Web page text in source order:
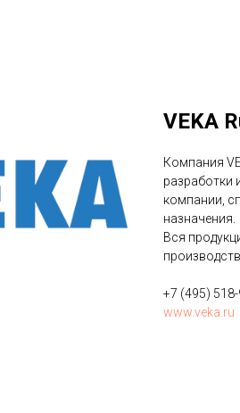
VEKA
Компания
разработки
компании,
назначения.
Вся
+7 (495)
www.veka.ru